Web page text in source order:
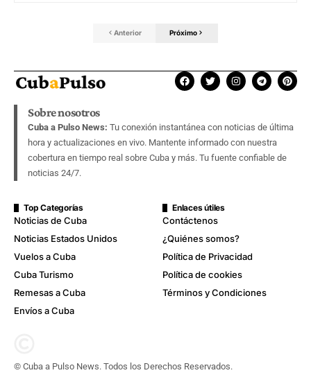
Anterior Próximo
Sobre nosotros
Cuba a Pulso News: Tu conexión instantánea con noticias de última
hora y actualizaciones en vivo. Mantente informado con nuestra
cobertura en tiempo real sobre Cuba y más. Tu fuente confiable de
noticias 24/7.
Top Categorías
Noticias de Cuba
Noticias Estados Unidos
Vuelos a Cuba
Cuba Turismo
Remesas a Cuba
Envíos a Cuba
Enlaces útiles
Contáctenos
¿Quiénes somos?
Política de Privacidad
Política de cookies
Términos y Condiciones
© Cuba a Pulso News. Todos los Derechos Reservados.